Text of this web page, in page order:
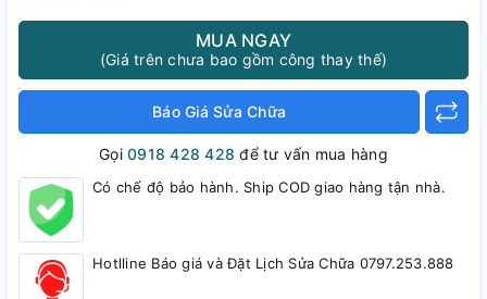
MUA NGAY
(Giá trên chưa bao gồm công thay thế)
Báo Giá Sửa Chữa
Gọi0918 428 428 để tư vấn mua hàng
Có chế độ bảo hành. Ship COD giao hàng tận nhà.
Hotlline Báo giá và Đặt Lịch Sửa Chữa 0797.253.888